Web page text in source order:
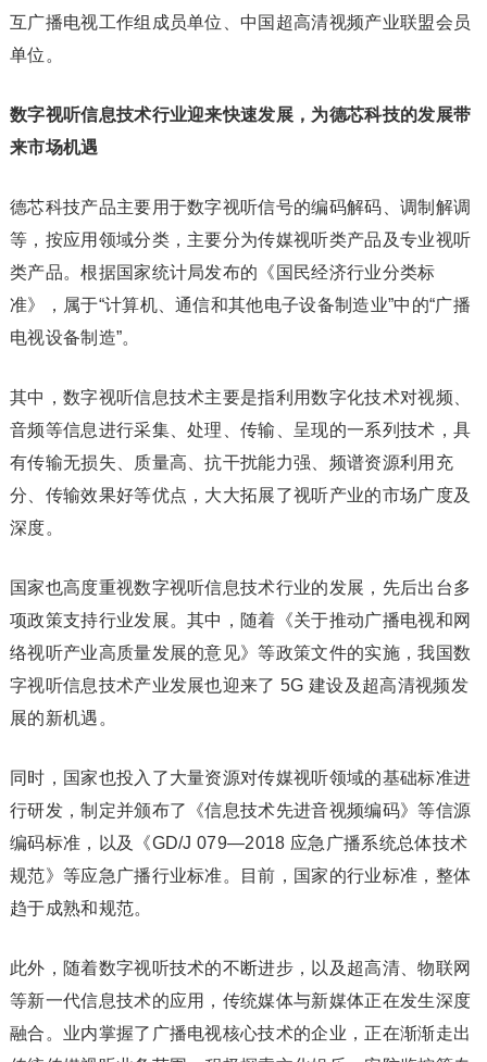
互广播电视工作组成员单位、中国超高清视频产业联盟会员
单位。
数字视听信息技术行业迎来快速发展，为德芯科技的发展带
来市场机遇
德芯科技产品主要用于数字视听信号的编码解码、调制解调
等，按应用领域分类，主要分为传媒视听类产品及专业视听
类产品。根据国家统计局发布的《国民经济行业分类标
准》，属于“计算机、通信和其他电子设备制造业”中的“广播
电视设备制造”。
其中，数字视听信息技术主要是指利用数字化技术对视频、
音频等信息进行采集、处理、传输、呈现的一系列技术，具
有传输无损失、质量高、抗干扰能力强、频谱资源利用充
分、传输效果好等优点，大大拓展了视听产业的市场广度及
深度。
国家也高度重视数字视听信息技术行业的发展，先后出台多
项政策支持行业发展。其中，随着《关于推动广播电视和网
络视听产业高质量发展的意见》等政策文件的实施，我国数
字视听信息技术产业发展也迎来了 5G 建设及超高清视频发
展的新机遇。
同时，国家也投入了大量资源对传媒视听领域的基础标准进
行研发，制定并颁布了《信息技术先进音视频编码》等信源
编码标准，以及《GD/J 079—2018 应急广播系统总体技术
规范》等应急广播行业标准。目前，国家的行业标准，整体
趋于成熟和规范。
此外，随着数字视听技术的不断进步，以及超高清、物联网
等新一代信息技术的应用，传统媒体与新媒体正在发生深度
融合。业内掌握了广播电视核心技术的企业，正在渐渐走出